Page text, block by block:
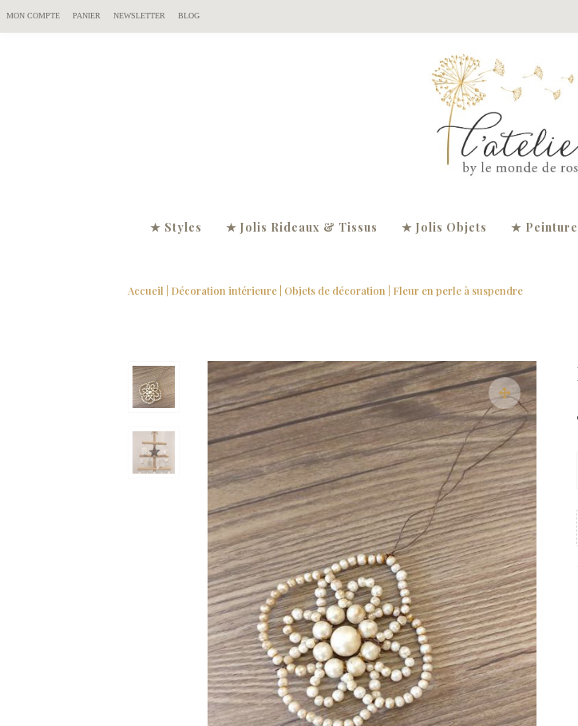
MON COMPTE PANIER NEWSLETTER BLOG
★ Styles ★ Jolis Rideaux & Tissus ★ Jolis Objets ★
Accueil Décoration intérieure Objets de décoration | Fleur en perle à suspendre